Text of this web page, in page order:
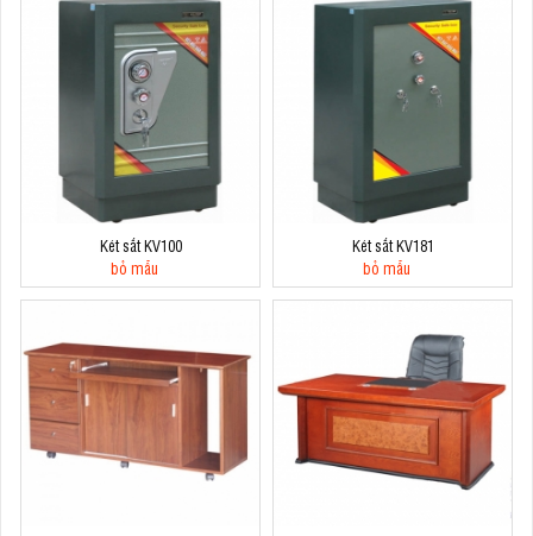
Két sắt KV100
bỏ mẫu
Két sắt KV181
bỏ mẫu